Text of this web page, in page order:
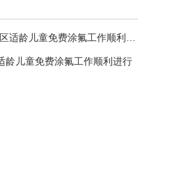
龄儿童免费涂氟工作顺利进行